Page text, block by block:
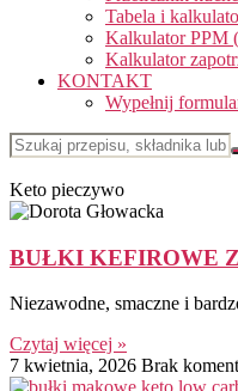
Tabela i
Kalkulator PPM
Kalkulator
KONTAKT
Wypełnij
Keto pieczywo
BUŁKI KEFIROWE
Niezawodne, smaczne i
Czytaj więcej »
7 kwietnia, 2026 Brak